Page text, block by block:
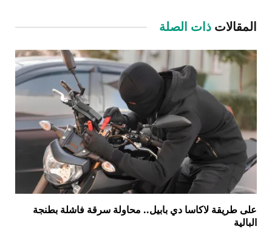
المقالات ذات الصلة
على طريقة لاكاسا دي بابيل.. محاولة سرقة فاشلة بطنجة
البالية